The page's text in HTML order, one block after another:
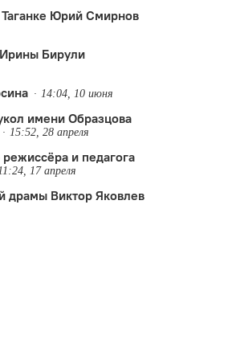
Таганке Юрий Смирнов
Бирули
14:04, 10 июня
имени Образцова
15:52, 28 апреля
и педагога
17 апреля
драмы Виктор Яковлев